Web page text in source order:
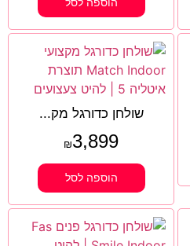
הוספה לסל
שולחן כדורגל מק...
₪3,899
הוספה לסל